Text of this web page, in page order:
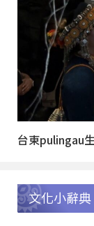
台東pulingau
文化小辭典